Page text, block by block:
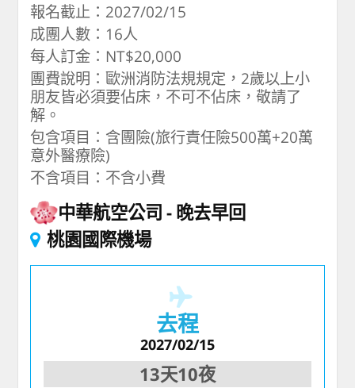
報名截止：2027/02/15
成團人數：16人
每人訂金：NT$20,000
團費說明：歐洲消防法規規定，2歲以上小
朋友皆必須要佔床，不可不佔床，敬請了
解。
包含項目：含團險(旅行責任險500萬+20萬
意外醫療險)
不含項目：不含小費
中華航空公司
晚去早回
桃園國際機場
去程
2027/02/15
13天10夜